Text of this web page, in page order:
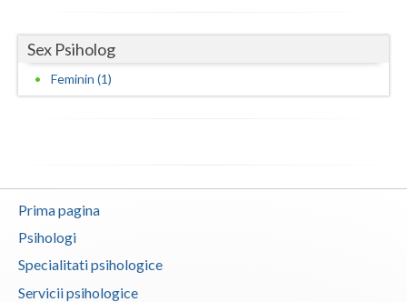
Timis
Tulcea
Vrancea
Sex Psiholog
Feminin (1)
Prima pagina
Psihologi
Specialitati psihologice
Servicii psihologice